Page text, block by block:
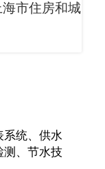
市住房和城
系统、供水
测、节水技